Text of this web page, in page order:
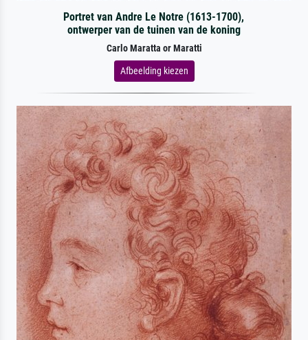
Portret van Andre Le Notre (1613-1700),
ontwerper van de tuinen van de koning
Carlo Maratta or Maratti
Afbeelding kiezen